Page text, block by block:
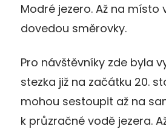
Modré jezero. Až na místo
dovedou směrovky.
Pro návštěvníky zde byla
stezka již na začátku 20.
mohou sestoupit až na
k průzračné vodě jezera.